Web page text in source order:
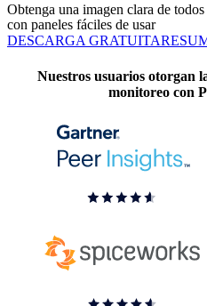
Obtenga una imagen clara de
con paneles fáciles de usar
DESCARGA GRATUITA
Nuestros usuarios otorgan
monitoreo con